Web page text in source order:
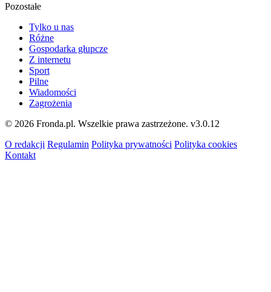
Pozostałe
Tylko u nas
Różne
Gospodarka głupcze
Z internetu
Sport
Pilne
Wiadomości
Zagrożenia
© 2026 Fronda.pl. Wszelkie prawa zastrzeżone. v3.0.12
O redakcji Regulamin Polityka prywatności Polityka cookies
Kontakt